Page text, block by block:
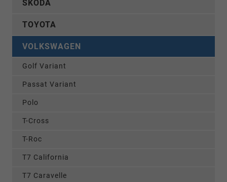
SKODA
TOYOTA
VOLKSWAGEN
Golf Variant
Passat Variant
Polo
T-Cross
T-Roc
T7 California
T7 Caravelle